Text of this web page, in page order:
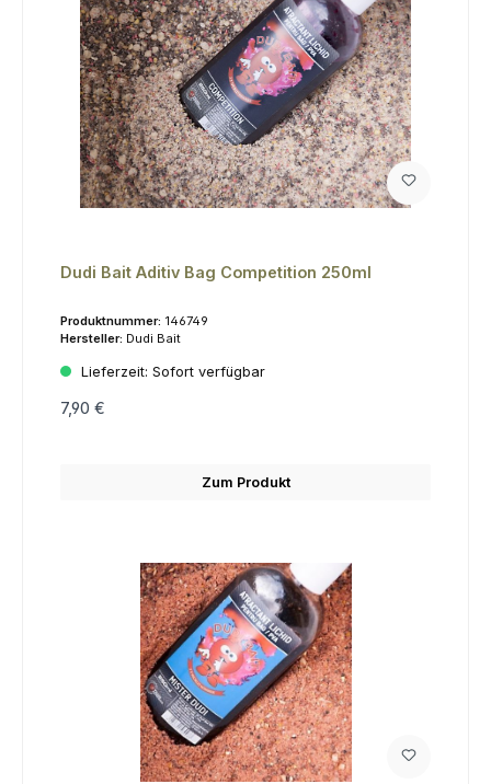
Dudi Bait Aditiv Bag Competition 250ml
Produktnummer: 146749
Hersteller: Dudi Bait
Lieferzeit: Sofort verfügbar
7,90 €
Zum Produkt